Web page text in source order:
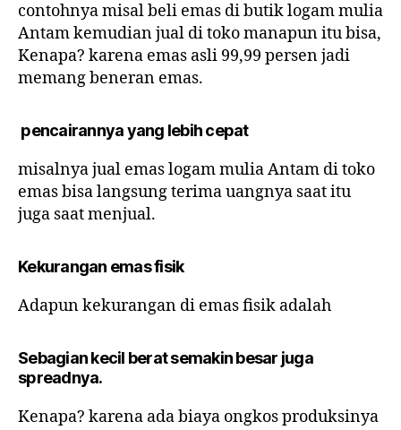
contohnya misal beli emas di butik logam mulia
Antam kemudian jual di toko manapun itu bisa,
Kenapa? karena emas asli 99,99 persen jadi
memang beneran emas.
pencairannya yang lebih cepat
misalnya jual emas logam mulia Antam di toko
emas bisa langsung terima uangnya saat itu
juga saat menjual.
Kekurangan emas fisik
Adapun kekurangan di emas fisik adalah
Sebagian kecil berat semakin besar juga
spreadnya.
Kenapa? karena ada biaya ongkos produksinya